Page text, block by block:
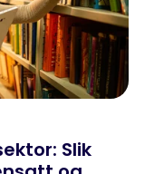
Slik